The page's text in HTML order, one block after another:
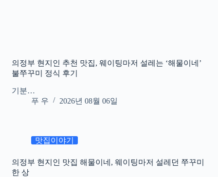
의정부 현지인 추천 맛집, 웨이팅마저 설레는 ‘해물이네’
불쭈꾸미 정식 후기
기분…
푸 우
2026년 08월 06일
맛집이야기
의정부 현지인 맛집 해물이네, 웨이팅마저 설레던 쭈꾸미
한 상